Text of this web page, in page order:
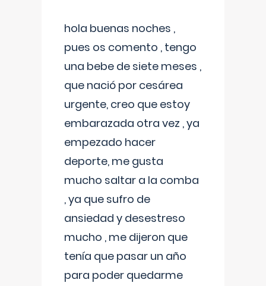
hola buenas noches ,
pues os comento , tengo
una bebe de siete meses ,
que nació por cesárea
urgente, creo que estoy
embarazada otra vez , ya
empezado hacer
deporte, me gusta
mucho saltar a la comba
, ya que sufro de
ansiedad y desestreso
mucho , me dijeron que
tenía que pasar un año
para poder quedarme